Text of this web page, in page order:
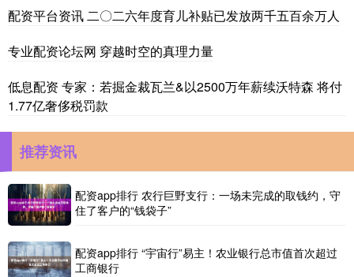
配资平台资讯 二〇二六年度育儿补贴已发放两千五百余万人
专业配资论坛网 穿越时空的真理力量
低息配资 专家：若掘金裁瓦兰&以2500万年薪续沃特森 将付
1.77亿奢侈税罚款
推荐资讯
配资app排行 农行巨野支行：一场未完成的取钱约，守
住了客户的“钱袋子”
配资app排行 “宇宙行”易主！农业银行总市值首次超过
工商银行